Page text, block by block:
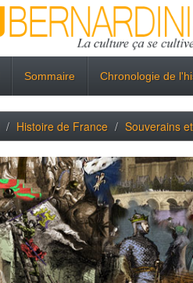
Sommaire Chronologie de
Histoire de France Souverains